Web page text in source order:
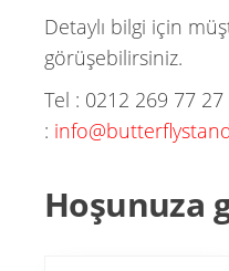
Detaylı bilgi için
görüşebilirsiniz.
Tel : 0212 269 77
:
Hoşunuza